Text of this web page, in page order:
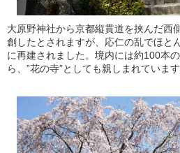
大原野神社から京都縦貫道を挟んだ西
創したとされますが、応仁の乱でほと
に再建されました。境内には約100本
ら、”花の寺”としても親しまれています